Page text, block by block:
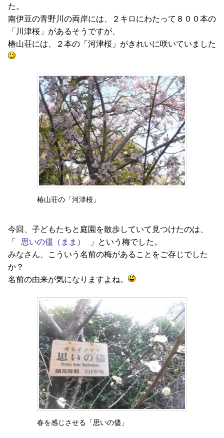
た。
南伊豆の青野川の両岸には、２キロにわたって８００本の
「川津桜」があるそうですが、
椿山荘には、２本の「河津桜」がきれいに咲いていました
椿山荘の「河津桜」
今回、子どもたちと庭園を散歩していて見つけたのは、
「 思いの儘（まま）
」という梅でした。
みなさん、こういう名前の梅があることをご存じでした
か？
名前の由来が気になりますよね。
春を感じさせる「思いの儘」